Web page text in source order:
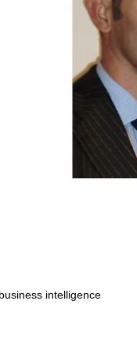
intelligence
alla